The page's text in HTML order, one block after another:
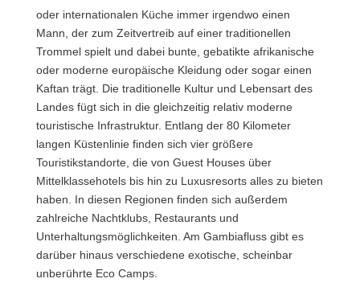
oder internationalen Küche immer irgendwo einen
Mann, der zum Zeitvertreib auf einer traditionellen
Trommel spielt und dabei bunte, gebatikte afrikanische
oder moderne europäische Kleidung oder sogar einen
Kaftan trägt. Die traditionelle Kultur und Lebensart des
Landes fügt sich in die gleichzeitig relativ moderne
touristische Infrastruktur. Entlang der 80 Kilometer
langen Küstenlinie finden sich vier größere
Touristikstandorte, die von Guest Houses über
Mittelklassehotels bis hin zu Luxusresorts alles zu bieten
haben. In diesen Regionen finden sich außerdem
zahlreiche Nachtklubs, Restaurants und
Unterhaltungsmöglichkeiten. Am Gambiafluss gibt es
darüber hinaus verschiedene exotische, scheinbar
unberührte Eco Camps.